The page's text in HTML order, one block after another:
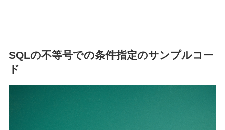
SQLの不等号での条件指定のサンプルコー
ド